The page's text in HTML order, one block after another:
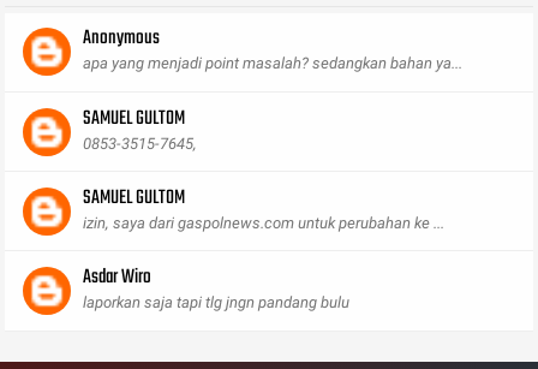
Anonymous
apa yang menjadi point masalah? sedangkan bahan ya...
SAMUEL GULTOM
0853-3515-7645,
SAMUEL GULTOM
izin, saya dari gaspolnews.com untuk perubahan ke ...
Asdar Wiro
laporkan saja tapi tlg jngn pandang bulu